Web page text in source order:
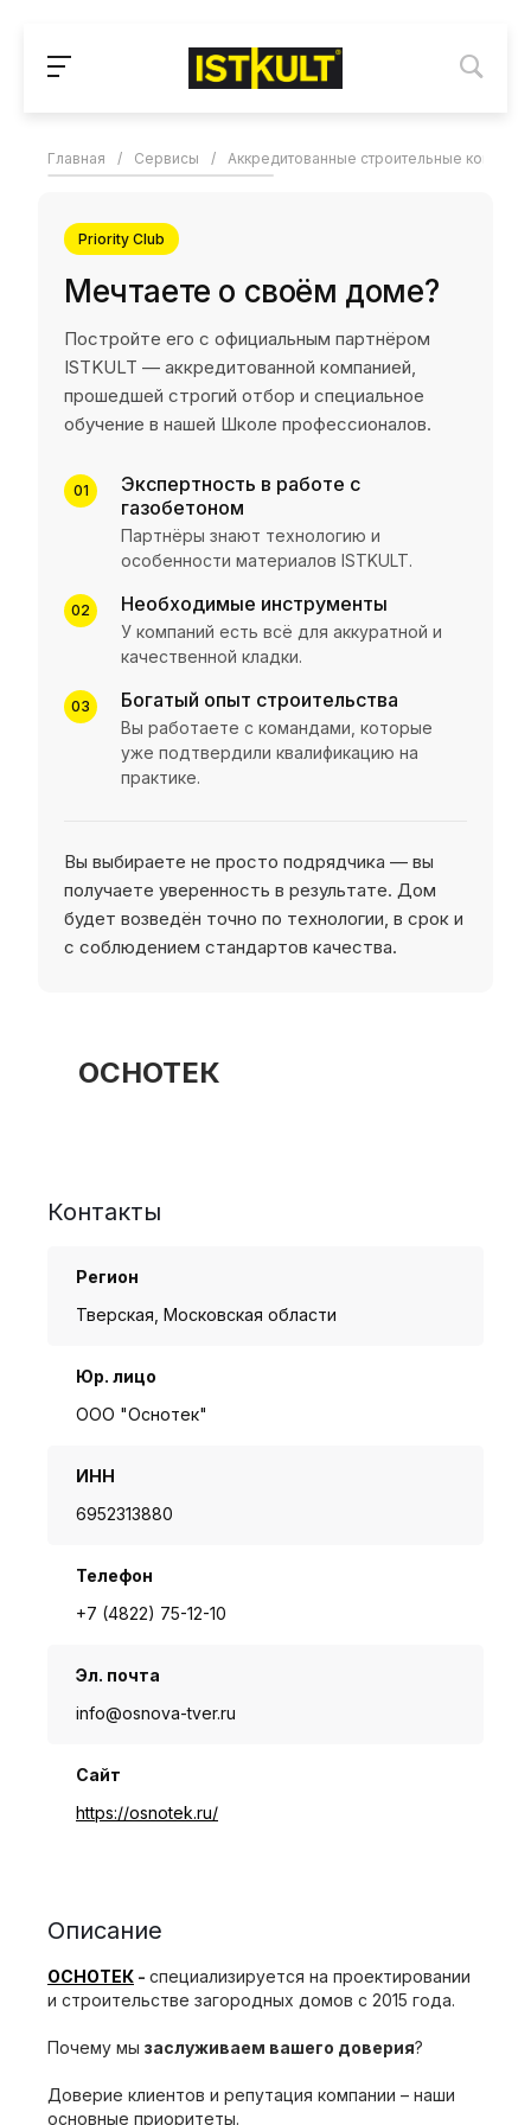
Главная / Сервисы / Аккредитованные строительные
Priority Club
Мечтаете о своём доме?
Постройте его с официальным партнёром
ISTKULT — аккредитованной компанией,
прошедшей строгий отбор и специальное
обучение в нашей Школе профессионалов.
01
Экспертность в работе с
газобетоном
Партнёры знают технологию и
особенности материалов ISTKULT.
02 Необходимые инструменты
У компаний есть всё для аккуратной и
качественной кладки.
03 Богатый опыт строительства
Вы работаете с командами, которые
уже подтвердили квалификацию на
практике.
Вы выбираете не просто подрядчика — вы
получаете уверенность в результате. Дом
будет возведён точно по технологии, в срок и
с соблюдением стандартов качества.
ОСНОТЕК
Контакты
Регион
Тверская, Московская области
Юр. лицо
ООО "Оснотек"
ИНН
6952313880
Телефон
+7 (4822) 75-12-10
Эл. почта
info@osnova-tver.ru
Сайт
https://osnotek.ru/
Описание
ОСНОТЕК - специализируется на проектировании
и строительстве загородных домов с 2015 года.
Почему мы заслуживаем вашего доверия?
Доверие клиентов и репутация компании – наши
основные приоритеты.